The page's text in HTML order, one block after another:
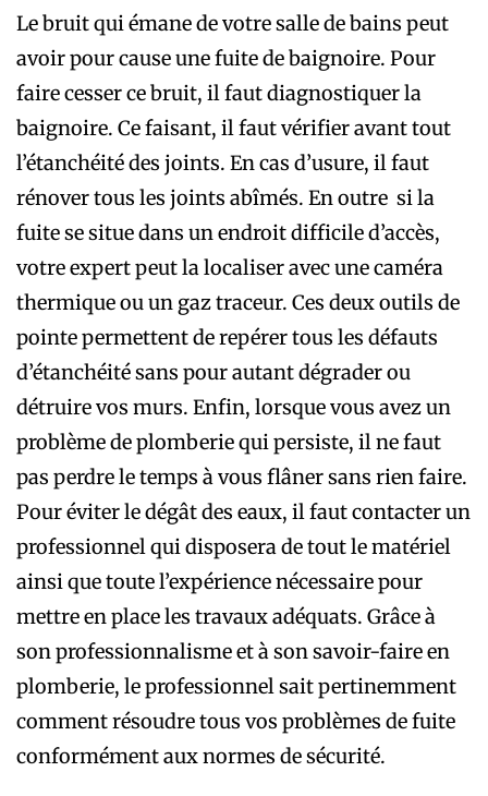
Le bruit qui émane de votre salle de bains peut
avoir pour cause une fuite de baignoire. Pour
faire cesser ce bruit, il faut diagnostiquer la
baignoire. Ce faisant, il faut vérifier avant tout
l’étanchéité des joints. En cas d’usure, il faut
rénover tous les joints abîmés. En outre si la
fuite se situe dans un endroit difficile d’accès,
votre expert peut la localiser avec une caméra
thermique ou un gaz traceur. Ces deux outils de
pointe permettent de repérer tous les défauts
d’étanchéité sans pour autant dégrader ou
détruire vos murs. Enfin, lorsque vous avez un
problème de plomberie qui persiste, il ne faut
pas perdre le temps à vous flâner sans rien faire.
Pour éviter le dégât des eaux, il faut contacter un
professionnel qui disposera de tout le matériel
ainsi que toute l’expérience nécessaire pour
mettre en place les travaux adéquats. Grâce à
son professionnalisme et à son savoir-faire en
plomberie, le professionnel sait pertinemment
comment résoudre tous vos problèmes de fuite
conformément aux normes de sécurité.